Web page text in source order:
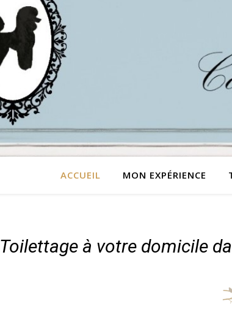
ACCUEIL MON EXPÉRIENCE
Toilettage à votre domicile